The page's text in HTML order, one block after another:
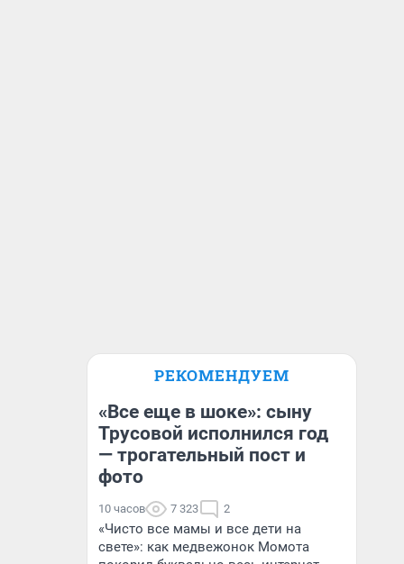
РЕКОМЕНДУЕМ
«Все еще в шоке»: сыну
Трусовой исполнился год
— трогательный пост и
фото
10 часов 7 323 2
«Чисто все мамы и все дети на
свете»: как медвежонок Момота